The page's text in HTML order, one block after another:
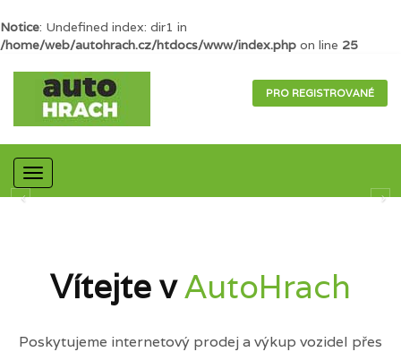
Notice: Undefined index: dir1 in
/home/web/autohrach.cz/htdocs/www/index.php on line 25
PRO REGISTROVANÉ
Mobilní
navigace
Vítejte vAutoHrach
Poskytujeme internetový prodej a výkup vozidel přes